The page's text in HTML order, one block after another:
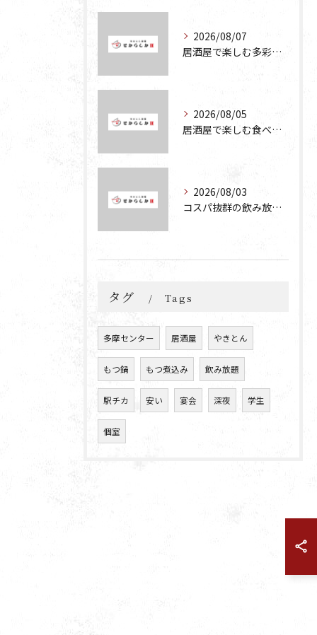
2026/08/07
居酒屋で楽しむ多彩な宴会メニューとコスパ抜群の魅力を徹底解説
2026/08/05
居酒屋で楽しむ食べ放題と飲み放題の魅力を深掘りする方法
2026/08/03
コスパ抜群の飲み放題が楽しめる居酒屋の魅力と食べ放題お好み焼きの楽しみ方
タグ Tags
多摩センター 居酒屋 やきとん
もつ鍋 もつ煮込み 飲み放題
駅チカ 安い 宴会 深夜 学生
個室